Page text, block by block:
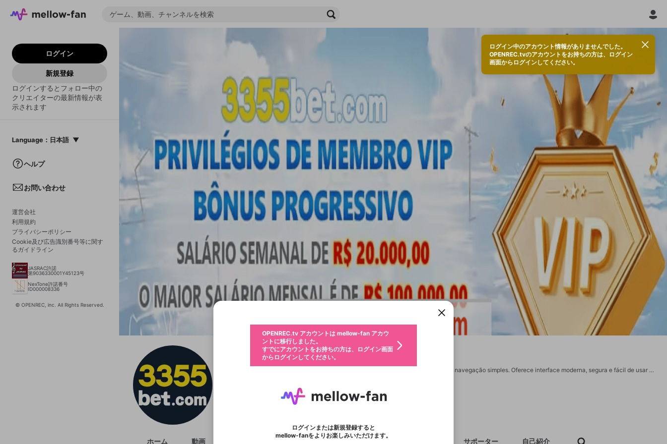
検索履歴をすべて削除しますか？
いいえ はい
ログイン
新規登録
ログインするとフォロー中の
クリエイターの最新情報が表
示されます
Language ： 日本語
中文(簡体)
ヘルプ
お問い合わせ
運営会社
利用規約
プライバシーポリシー
Cookie及び広告識別番号等に関す
るガイドライン
JASRAC許諾
第9036330001Y45123号
NexTone許諾番号
ID000008336
© OPENREC, inc. All Rights Reserved.
ログイン中のアカウント情報がありませんでした。
OPENREC.tvのアカウントをお持ちの方は、ログイン
画面からログインしてください。
3355bet
3355bet é uma plataforma online de entretenimento digital com jogos interativos e navegação simples. Oferece interface moderna, segura e fácil de usar em diversos dispositivos. Ideal para quem busca diversão online prática e confiável. Visite https://3355bet.cn.com/ e explore todos os recursos disponíveis em um ambiente dinâmico e acessível. https://www.pinterest.com/3355betcncom/ https://x.com/3355bet224996 https://www.youtube.com/@3355betcncom https://500px.com/p/3355betcncom https://www.reddit.com/user/3355betcncom/ https://gravatar.com/3355betcncom https://vimeo.com/3355betcncom https://issuu.com/3355betcncom https://github.com/3355betcncom
ホーム 動画 プレイリスト フォロー サポーター 自己紹介
ブロックリストに追加しますか？
キャンセル OK
この動画の公開は終了しました
OK
ファンレター
応援している配信者にファンレターを送ることができま
す。好きなデザインを選んでメッセージを書いたり、エ
ールアイテムでデコレーションして、配信者に届けまし
※ファンレター機能は有料サービスです。
マイページに表示されている動画 (ライブ配信、配信予定、ア
ーカイブ、アップロード動画) をページのトップに1つ固定で
きます。動画タイトル横のメニューより設定することができま
す。
選択できるプレイリストがありません。プレイリストは動画の再生画面で作成で
ポイントが不足しています
ご確認ください
利用規約とプライバシーポリシーが更新されました。
サービスを利用するには変更後の内容をご確認いただ
利用規約を確認しました。
OPENREC.tv アカウントは mellow-fan アカウ
ントに移行しました。
新規登録
メールアドレスで新規登録
または
Google
新規登録
@
OPENREC.tvアカウントはmellow-fanアカウン
トに統合しました。
ログイン
メールアドレスでログイン
または
Google
ログイン
OPENREC.tv アカウントは mellow-fan アカウ
ントに移行しました。
すでにアカウントをお持ちの方は、ログイン画面
からログインしてください。
ログインまたは新規登録すると
mellow-fanをよりお楽しみいただけます。
登録したメールアドレスを入力し、送信してください。
入力していただいたメールアドレス
に、パスワード再設定用URLを記載
確認ください
パーソナルデータの登録
年 月
生年月は登録後に変更できません。
お住まいの地域
認証コードの入力
ール記載の6桁の認証コードを入力してください。
セッションの有効期限が切れたた
プレミアム会員に入会
不適切なユーザーとして報告します
か？
問題を選択してください
わいせつな表現
著作権の侵害
サブスクシェア
限定コミュニティ参加方法
Discordアカウントをお持ちでない方
Discordアカウントを作成